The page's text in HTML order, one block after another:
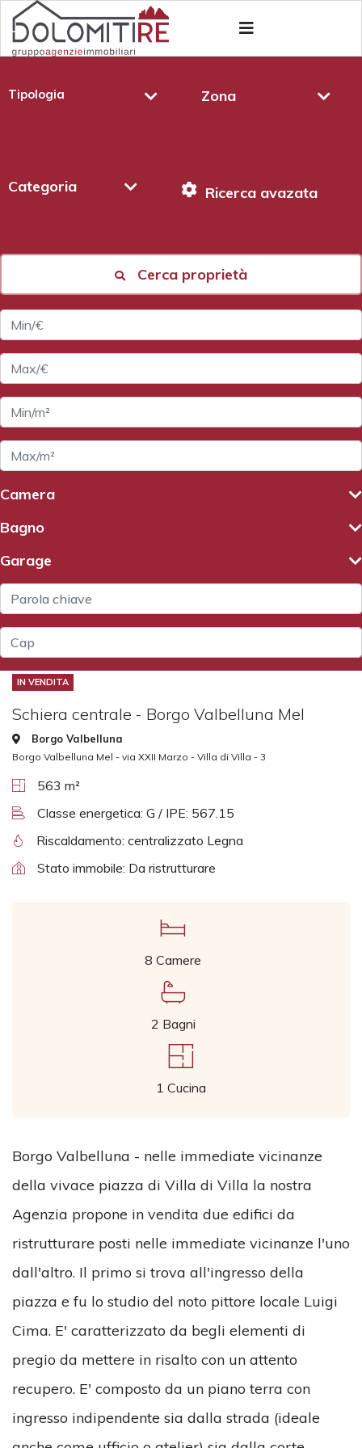
Tipologia Zona
Categoria Ricerca avazata
Cerca proprietà
Camera
Bagno
Garage
IN VENDITA
Schiera centrale - Borgo Valbelluna Mel
Borgo Valbelluna
Borgo Valbelluna Mel - via XXII Marzo - Villa di Villa - 3
563 m²
Classe energetica: G / IPE: 567.15
Riscaldamento: centralizzato Legna
Stato immobile: Da ristrutturare
8 Camere
2 Bagni
1 Cucina
Borgo Valbelluna - nelle immediate vicinanze
della vivace piazza di Villa di Villa la nostra
Agenzia propone in vendita due edifici da
ristrutturare posti nelle immediate vicinanze l'uno
dall'altro. Il primo si trova all'ingresso della
piazza e fu lo studio del noto pittore locale Luigi
Cima. E' caratterizzato da begli elementi di
pregio da mettere in risalto con un attento
recupero. E' composto da un piano terra con
ingresso indipendente sia dalla strada (ideale